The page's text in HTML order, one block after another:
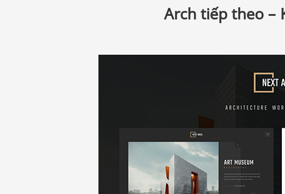
Arch tiếp theo –